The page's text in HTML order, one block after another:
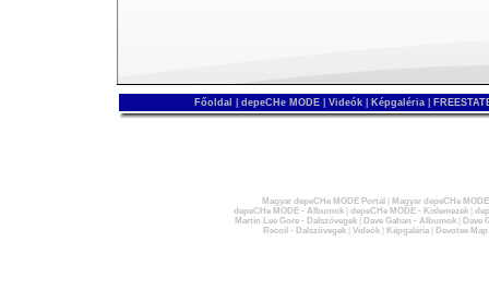
Főoldal depeCHe MODE Videók Képgaléria
Magyar depeCHe MODE Portál
Magyar depeCHe
depeCHe MODE - Albumok| depeCHe MODE - Kislemezek|
Martin Lee Gore - Dalszövegek| Dave Gahan - Albumok|
Dave
Recoil - Dalszövegek| Videók| Képgaléria| Devotee Map